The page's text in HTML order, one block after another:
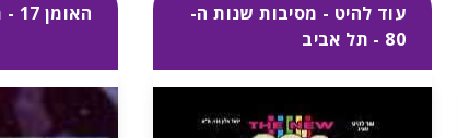
עוד להיט - מסיבות שנות ה-
80 - תל אביב
האומן 17 - תל אביב